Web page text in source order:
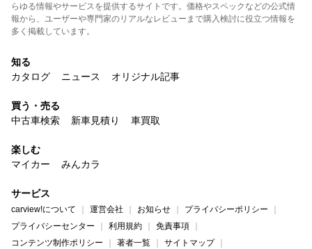
らゆる情報やサービスを提供するサイトです。価格やスペックなどの公式情
報から、ユーザーや専門家のリアルなレビューまで購入検討に役立つ情報を
多く掲載しています。
知る
カタログ
ニュース オリジナル記事
買う・売る
中古車検索
新車見積り 車買取
楽しむ
マイカー
みんカラ
サービス
carview!について 運営会社 お知らせ
プライバシーポリシー
プライバシーセンター
利用規約
免責事項
コンテンツ制作ポリシー
著者一覧
サイトマップ